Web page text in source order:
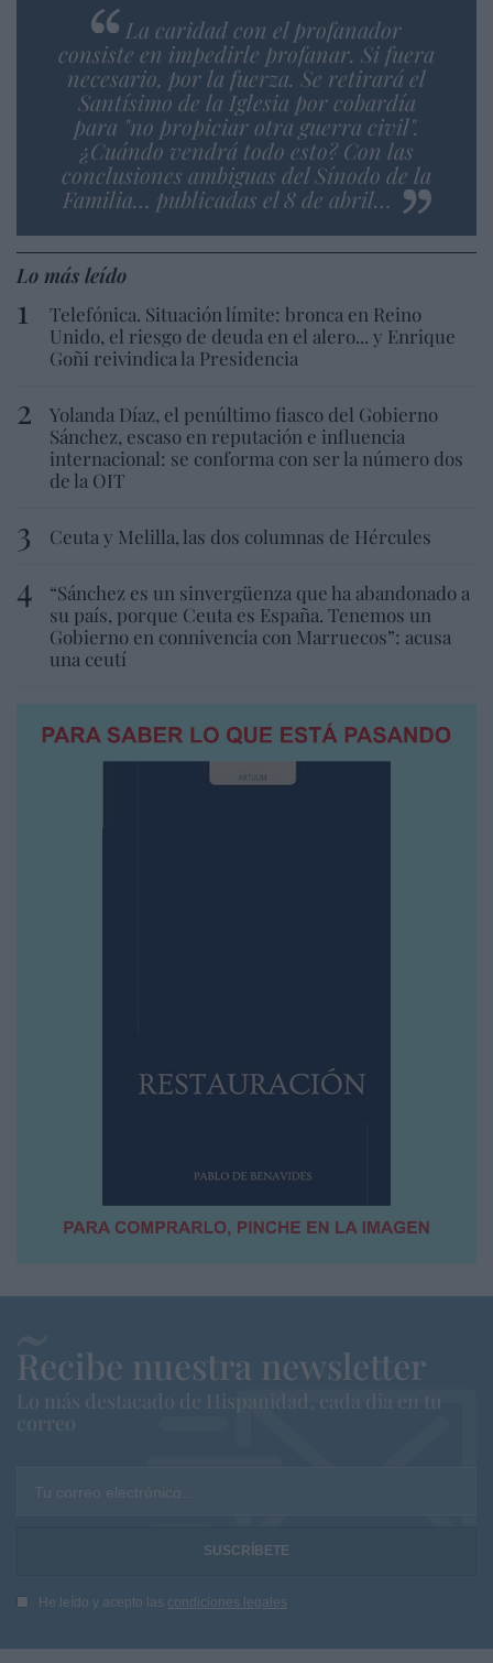
La caridad con el profanador
consiste en impedirle profanar. Si fuera
necesario, por la fuerza. Se retirará el
Santísimo de la Iglesia por cobardía
para "no propiciar otra guerra civil".
¿Cuándo vendrá todo esto? Con las
conclusiones ambiguas del Sínodo de la
Familia… publicadas el 8 de abril…
Lo más leído
Telefónica. Situación límite: bronca en Reino
Unido, el riesgo de deuda en el alero... y Enrique
Goñi reivindica la Presidencia
Yolanda Díaz, el penúltimo fiasco del Gobierno
Sánchez, escaso en reputación e influencia
internacional: se conforma con ser la número dos
de la OIT
Ceuta y Melilla, las dos columnas de Hércules
“Sánchez es un sinvergüenza que ha abandonado a
su país, porque Ceuta es España. Tenemos un
Gobierno en connivencia con Marruecos”: acusa
una ceutí
Recibe nuestra newsletter
Lo más destacado de Hispanidad, cada dia en tu
correo
Tu correo electrónico...
He leído y acepto las condiciones legales